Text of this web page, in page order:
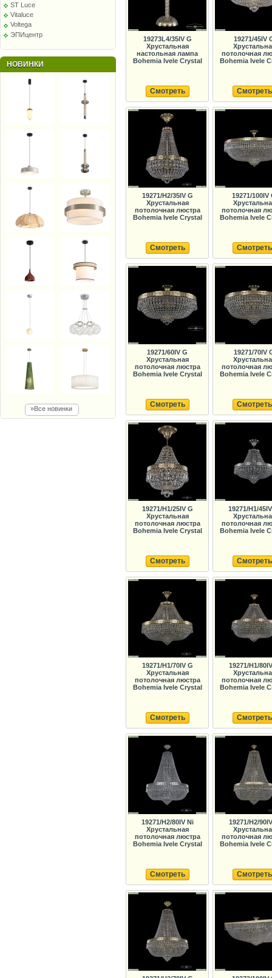
ST Luce
Vitaluce
Voltega
ЭПИцентр
НОВИНКИ
»Все новинки
19273L4/35IV G
Хрустальная
настольная лампа
Bohemia Ivele Crystal
Смотреть
19271/45IV
потолочная
Bohemia Ivele
Смотреть
19271/H2/35IV G
Хрустальная
потолочная люстра
Bohemia Ivele Crystal
Смотреть
19271/100IV
потолочная
Bohemia Ivele
Смотреть
19271/60IV G
Хрустальная
потолочная люстра
Bohemia Ivele Crystal
Смотреть
19271/70IV
потолочная
Bohemia Ivele
Смотреть
19271/H1/25IV G
Хрустальная
потолочная люстра
Bohemia Ivele Crystal
Смотреть
19271/H1/
потолочная
Bohemia Ivele
Смотреть
19271/H1/70IV G
Хрустальная
потолочная люстра
Bohemia Ivele Crystal
Смотреть
19271/H1/
потолочная
Bohemia Ivele
Смотреть
19271/H2/80IV Ni
Хрустальная
потолочная люстра
Bohemia Ivele Crystal
Смотреть
19271/H2/
потолочная
Bohemia Ivele
Смотреть